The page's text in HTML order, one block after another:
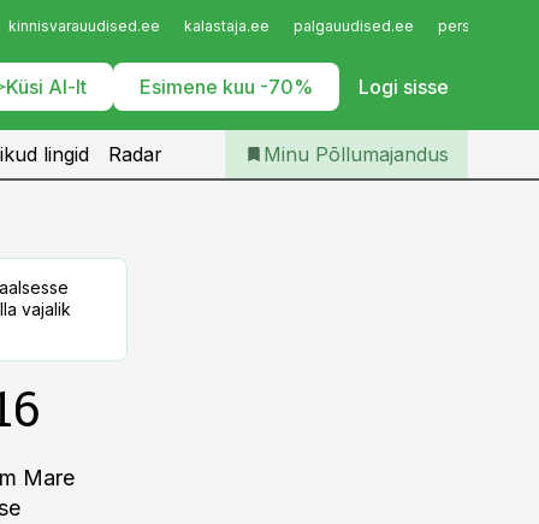
kinnisvarauudised.ee kalastaja.ee palgauudised.ee
Küsi AI-lt Esimene kuu -70% Logi sisse
Iseteenindus
Telli Põllumajandus
lingid Radar Minu Põllumajandus
vajalik
Mare